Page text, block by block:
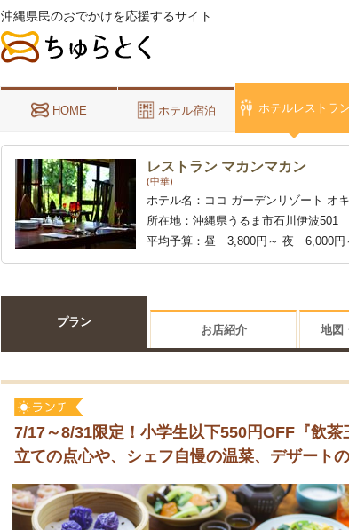
沖縄県民のおでかけを応援するサイト
HOME ホテル宿泊 ホテルレストラン
レストラン マカンマカン
(中華)
ホテル名： ココ ガーデンリゾート オ
所在地： 沖縄県うるま市石川伊波501
平均予算： 昼 3,800円～ 夜 6,000円
プラン
お店紹介 地図
7/17～8/31限定！小学生以下550円OFF『飲
立ての点心や、シェフ自慢の温菜、デザート